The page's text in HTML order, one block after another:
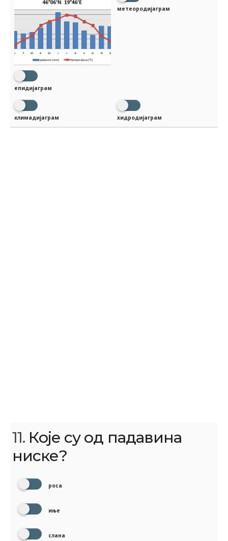
епидијаграм
метеородијаграм
климадијаграм хидродијаграм
11. Које су од падавина
ниске?
роса
иње
слана